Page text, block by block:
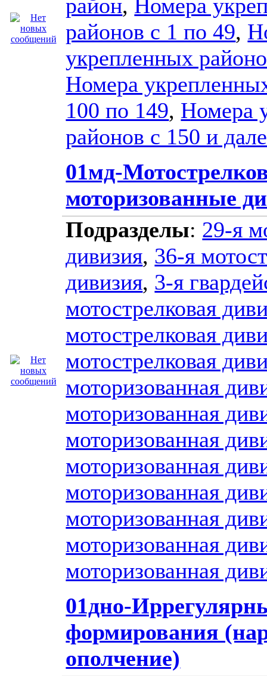
район, Номера
районов с 1 по 49,
укрепленных
Номера
100 по 149, Номера
районов с 150 и
01мд-
моторизованные
Подразделы: 29-я
дивизия, 36-я
дивизия, 3-я
мотострелковая
мотострелковая
мотострелковая
моторизованная
моторизованная
моторизованная
моторизованная
моторизованная
моторизованная
моторизованная
моторизованная
01дно-
формирования
ополчение)